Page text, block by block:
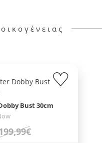
Bust 30cm